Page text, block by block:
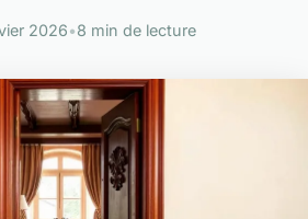
2026•8 min de lecture